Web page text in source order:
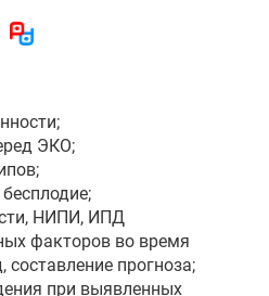
ЭКО;
НИПИ, ИПД
факторов во время
составление прогноза;
при выявленных